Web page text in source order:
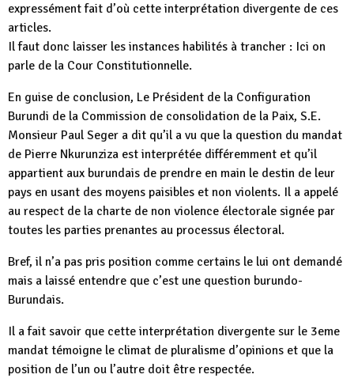
expressément fait d’où cette interprétation divergente de ces
articles.
Il faut donc laisser les instances habilités à trancher : Ici on
parle de la Cour Constitutionnelle.
En guise de conclusion, Le Président de la Configuration
Burundi de la Commission de consolidation de la Paix, S.E.
Monsieur Paul Seger a dit qu’il a vu que la question du mandat
de Pierre Nkurunziza est interprétée différemment et qu’il
appartient aux burundais de prendre en main le destin de leur
pays en usant des moyens paisibles et non violents. Il a appelé
au respect de la charte de non violence électorale signée par
toutes les parties prenantes au processus électoral.
Bref, il n’a pas pris position comme certains le lui ont demandé
mais a laissé entendre que c’est une question burundo-
Burundais.
Il a fait savoir que cette interprétation divergente sur le 3eme
mandat témoigne le climat de pluralisme d’opinions et que la
position de l’un ou l’autre doit être respectée.